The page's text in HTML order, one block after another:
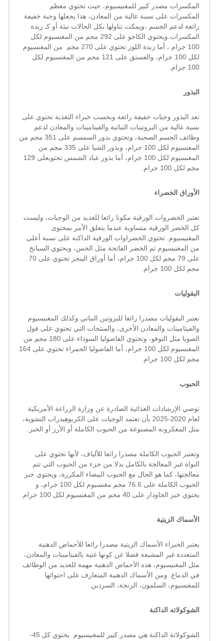
المكسرات مصدر كبير للمغنيسيوم، حيث تحتوي معظم
المكسرات على نسبة عالية من المعادن، هذا يجعلها وجبة خفيفة
رائعة لدعم الجسم ،ويمكت تناولها بكل الحالات نيئة أو كـ زبدة
المكسرات.ويحتوي الكاجو على 292 مجم من المغنسيوم لكل
100 جرام ، أما زبدة اللوز تحتوي على 270 مجم من المغنسيوم
لكل 100 جرام، والفستق على 121 مجم من المغنسيوم لكل
100 جرام.
البذور
تعد البذور وجبات خفيفة رائعة وبحسب خبراء التغذية تحتوي على
نسبة عالية من البروتينات النباتية والفيتامينات والمعادن لدعم
وظائف الجسم الصحية، وتحتوي بذور السمسم على 351 مجم من
المغنسيوم لكل 100 جرام، وبذور الشيا على 335 مجم من
المغنسيوم لكل 100 جرام، أما بذور عباد الشمس تحتويعلى 129
مجم لكل 100 جرام.
الأوراق الخضراء
تعتبر الخضروات الورقية مكونا رائعا للعديد من الوجبات، وليست
كل الخضر الورقية متساوية عندما يتعلق الأمر بمحتوى
المغنيسيوم. تحتوي الخضراوات الورقية الداكنة على نسبة أعلى
من المغنيسيوم ثم الخضر الفاتحة مثل الخس، ويحتوي السبانخ
على 79 مجم لكل 100 جرام، أما أوراق البنجر تحتوي على 70
مجم لكل 100 جرام.
البقوليات
تعتبر البقوليات مصدرا رائعا للبروتين النباتي وكذلك المغنيسيوم
والفيتامينات والمعادن الأخرى، والمنتجات التي تحتوي على فول
الصويا مثل التوفو، وتحتوي الفاصوليا السوداء على 180 مجم من
المغنسيوم لكل 100 جرام، أما الفاصوليا الحمراء تحتوي على 164
مجم لكل 100 جرام.
الحبوب
توصي الإرشادات الغذائية الصادرة عن وزارة الزراعة الأمريكية
لعام 2020-2025 بأن تعتمد الوجبات على الكربوهيدرات النشوية،
مثل المعكرونة المصنوعة من الحبوب الكاملة أو الأرز أو الخبز.
وتعتبر الحبوب الكاملة مصدرا رائعا للألياف، لأنها تحتوي على
النواة غير المعالجة بالكامل بدلا من جزء من الحبوب التي تتم
معالجتها، كما هو الحال مع الحبوب البيضاء المكررة، ويحتوي خبز
الحبوب الكاملة على 76.6 مجم مغنسيوم لكل 100 جرام، و
يحتوي خبز الجاودار على 40 مجم من المغنسيوم لكل 100 جرام.
الأسماك الزيتية
يعتبر الخبراء الأسماك الزيتية مصدرا رائعا للأحماض الدهنية
المتعددة غير المشبعة فضلا عن كونها غنية بالفيتامينات والمعادن،
مثل المغنيسيوم، هذه الأحماض الدهنية مهمة للعديد من الوظائف
في الدماغ. ومن الأسماك الدهنية المتعارف على احتوائها
للمغنسيوم، السلمون، الرنجة، السردين.
الشوكولاته الداكنة
الشوكولاتة الداكنة هي مصدر كبير للمغنيسيوم يحتوي كل 45-